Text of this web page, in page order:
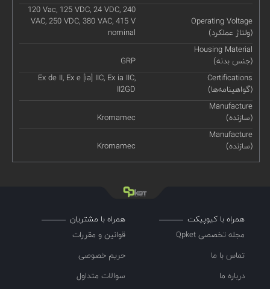
Operating Voltage
(ولتاژ عملکرد)
120 Vac, 125 VDC, 24 VDC, 240
VAC, 250 VDC, 380 VAC, 415 V
nominal
Housing Material
(جنس بدنه)
GRP
Certifications
(گواهینامه‌ها)
Ex de II, Ex e [ia] IIC, Ex ia IIC,
II2GD
Manufacture
(سازنده)
Kromamec
Manufacture
(سازنده)
Kromamec
همراه با کیوپیکت
مجله تخصصی Qpket
تماس با ما
درباره ما
همراه با مشتریان
قوانین و مقررات
حریم خصوصی
سوالات متداول